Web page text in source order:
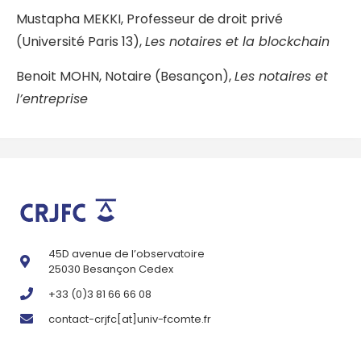
Mustapha MEKKI, Professeur de droit privé
(Université Paris 13),Les notaires et la blockchain
Benoit MOHN, Notaire (Besançon),Les notaires et
l’entreprise
45D avenue de l’observatoire
25030 Besançon Cedex
+33 (0)3 81 66 66 08
contact-crjfc[at]univ-fcomte.fr